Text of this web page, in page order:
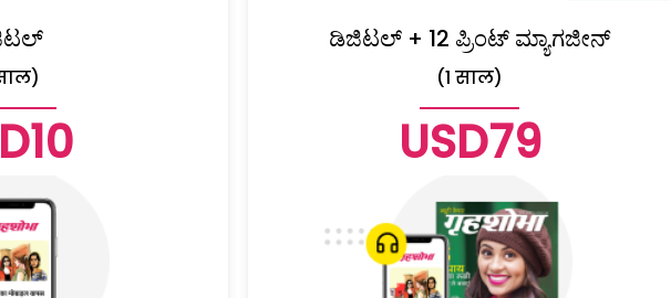
ಡಿಜಿಟಲ್ + 12 ಪ್ರಿಂಟ್ ಮ್ಯಾಗಜೀನ್
(1 साल)
USD79